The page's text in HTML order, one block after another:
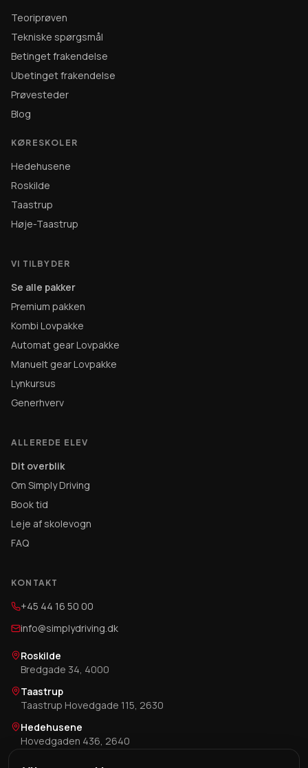
Teoriprøven
Tekniske spørgsmål
Betinget frakendelse
Ubetinget frakendelse
Prøvesteder
Blog
KØRESKOLER
Hedehusene
Roskilde
Taastrup
Høje-Taastrup
VI TILBYDER
Se alle pakker
Premium pakken
Kombi Lovpakke
Automat gear Lovpakke
Manuelt gear Lovpakke
Lynkursus
Generhverv
ALLEREDE ELEV
Dit overblik
Om Simply Driving
Book tid
Leje af skolevogn
FAQ
KONTAKT
+45 44 16 50 00
info@simplydriving.dk
Roskilde
Bredgade 34, 4000
Taastrup
Taastrup Hovedgade 115, 2630
Hedehusene
Hovedgaden 436, 2640